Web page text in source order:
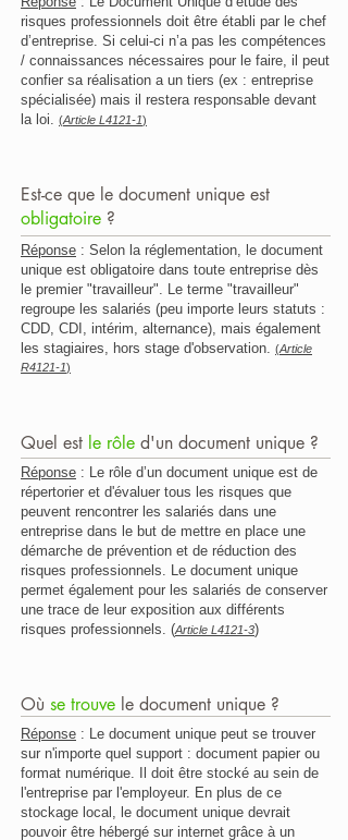
risques professionnels doit être établi par le chef
d’entreprise. Si celui-ci n’a pas les compétences
/ connaissances nécessaires pour le faire, il peut
confier sa réalisation a un tiers (ex : entreprise
spécialisée) mais il restera responsable devant
la loi. (Article L4121-1)
Est-ce que le document unique est
obligatoire ?
Réponse : Selon la réglementation, le document
unique est obligatoire dans toute entreprise dès
le premier "travailleur". Le terme "travailleur"
regroupe les salariés (peu importe leurs statuts :
CDD, CDI, intérim, alternance), mais également
les stagiaires, hors stage d'observation. (Article
R4121-1)
Quel est le rôle d'un document unique ?
Réponse : Le rôle d’un document unique est de
répertorier et d'évaluer tous les risques que
peuvent rencontrer les salariés dans une
entreprise dans le but de mettre en place une
démarche de prévention et de réduction des
risques professionnels. Le document unique
permet également pour les salariés de conserver
une trace de leur exposition aux différents
risques professionnels. (Article L4121-3)
Où se trouve le document unique ?
Réponse : Le document unique peut se trouver
sur n'importe quel support : document papier ou
format numérique. Il doit être stocké au sein de
l'entreprise par l'employeur. En plus de ce
stockage local, le document unique devrait
pouvoir être hébergé sur internet grâce à un